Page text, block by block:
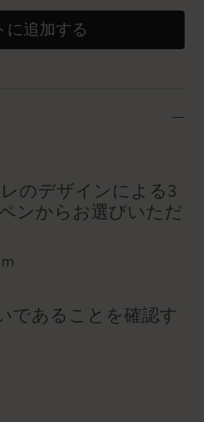
に追加する
のデザインによる3
ンからお選びいただ
であることを確認す